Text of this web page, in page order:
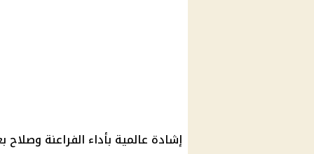
إشادة عالمية بأداء الفراعنة وصلاح